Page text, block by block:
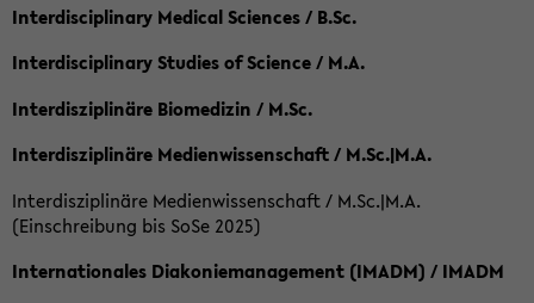
Interdisciplinary Medical Sciences / B.Sc.
Interdisciplinary Studies of Science / M.A.
Interdisziplinäre Biomedizin / M.Sc.
Interdisziplinäre Medienwissenschaft / M.Sc.|M.A.
Interdisziplinäre Medienwissenschaft / M.Sc.|M.A.
(Einschreibung bis SoSe 2025)
Internationales Diakoniemanagement (IMADM) / IMADM